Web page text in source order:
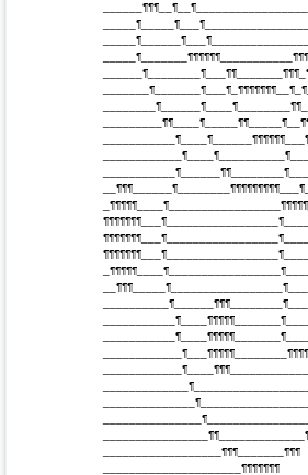
__________________¶¶¶_______¶¶¶
_____________________¶¶¶¶¶¶¶